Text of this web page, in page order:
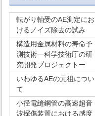
転がり軸受のAE測定にお
けるノイズ除去の試み
構造用金属材料の寿命予
測技術一科学技術庁の研
究開発プロジェクトー
いわゆるAEの元祖につい
て
小径電縫鋼管の高速超音
波探傷装置における感度